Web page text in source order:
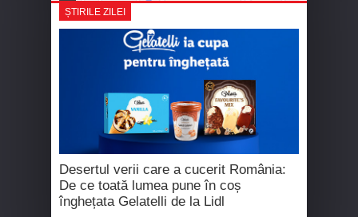
ȘTIRILE ZILEI
Desertul verii care a cucerit România:
De ce toată lumea pune în coș
înghețata Gelatelli de la Lidl